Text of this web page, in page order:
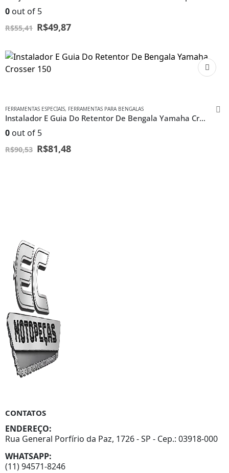
0 out of 5
R$55,41 R$49,87
FERRAMENTAS ESPECIAIS, FERRAMENTAS PARA BENGALAS
Instalador E Guia Do Retentor De Bengala Yamaha Crosser 150
0 out of 5
R$90,53 R$81,48
CONTATOS
ENDEREÇO:
Rua General Porfírio da Paz, 1726 - SP - Cep.: 03918-000
WHATSAPP:
(11) 94571-8246